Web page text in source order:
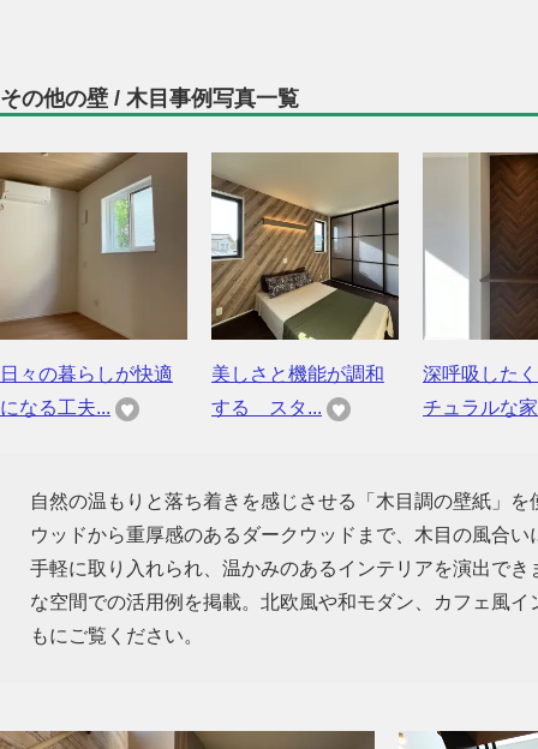
その他の壁 / 木目事例写真一覧
日々の暮らしが快適
になる工夫...
美しさと機能が調和
する スタ...
深呼吸した
チュラルな家
自然の温もりと落ち着きを感じさせる「木目調の壁紙」
ウッドから重厚感のあるダークウッドまで、木目の風合
手軽に取り入れられ、温かみのあるインテリアを演出で
な空間での活用例を掲載。北欧風や和モダン、カフェ風
もにご覧ください。